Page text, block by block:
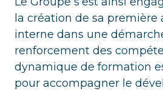
la création de sa première
interne dans une
renforcement des
dynamique de formation
pour accompagner le